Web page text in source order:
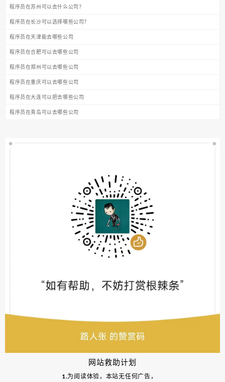
网站救助计划
1.为阅读体验，本站无任何广告，
程序员在苏州可以去什么公司？
程序员在长沙可以选择哪些公司？
程序员在天津能去哪些公司
程序员在合肥可以去哪些公司
程序员在郑州可以去哪些公司
程序员在重庆可以去哪些公司
程序员在大连可以把去哪些公司
程序员在青岛可以去哪些公司